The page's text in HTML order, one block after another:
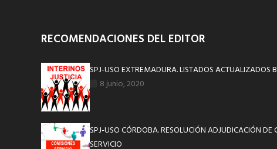
RECOMENDACIONES DEL EDITOR
SPJ-USO EXTREMADURA. LISTADOS ACTUALIZADOS
8 junio, 2020
SPJ-USO CÓRDOBA. RESOLUCIÓN ADJUDICACIÓN DE
SERVICIO